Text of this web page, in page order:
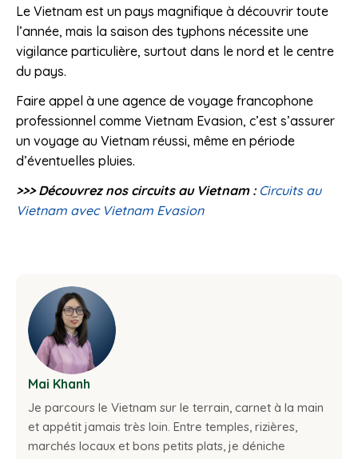
Le Vietnam est un pays magnifique à découvrir toute
l’année, mais la saison des typhons nécessite une
vigilance particulière, surtout dans le nord et le centre
du pays.
Faire appel à une agence de voyage francophone
professionnel comme Vietnam Evasion, c’est s’assurer
un voyage au Vietnam réussi, même en période
d’éventuelles pluies.
>>> Découvrez nos circuits au Vietnam : Circuits au
Vietnam avec Vietnam Evasion
Mai Khanh
Je parcours le Vietnam sur le terrain, carnet à la main
et appétit jamais très loin. Entre temples, rizières,
marchés locaux et bons petits plats, je déniche